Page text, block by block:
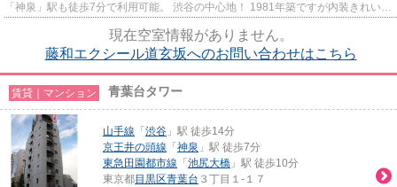
「神泉」駅も徒歩7分で利用可能。 渋谷の中心地！ 1981年築ですが内装きれいで
現在空室情報がありません。
藤和エクシール道玄坂へのお問い合わせはこちら
賃貸｜マンション 青葉台タワー
山手線 「 渋谷 」駅 徒歩14分
京王井の頭線 「 神泉 」駅 徒歩7分
東急田園都市線 「 池尻大橋 」駅 徒歩10分
東京都目黒区青葉台 ３丁目１-１７